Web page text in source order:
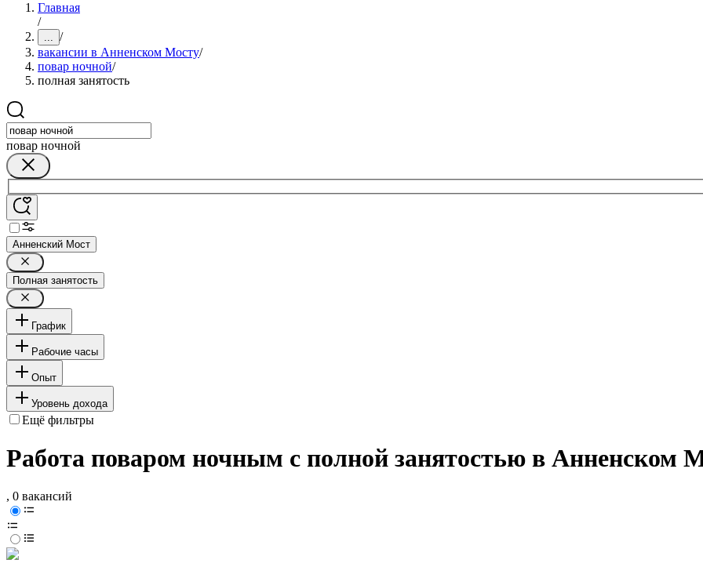
Главная
/
... /
вакансии в Анненском Мосту/
повар ночной/
полная занятость
повар ночной
Анненский Мост
Полная занятость
График
Рабочие часы
Опыт
Уровень дохода
Ещё фильтры
Работа поваром ночным с полной занятостью в Анненском
, 0 вакансий